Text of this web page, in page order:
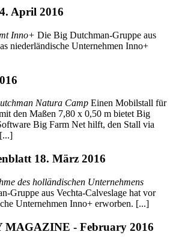
April 2016
Inno+ Die Big Dutchman-Gruppe aus
niederländische Unternehmen Inno+
Natura Camp Einen Mobilstall für
den Maßen 7,80 x 0,50 m bietet Big
Big Farm Net hilft, den Stall via
18. März 2016
des holländischen Unternehmens
Gruppe aus Vechta-Calveslage hat vor
Unternehmen Inno+ erworben. [...]
MAGAZINE - February 2016